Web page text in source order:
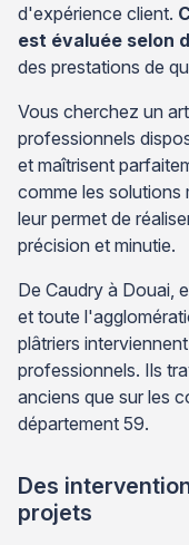
d'expérience client.
est évaluée selon
des prestations de
Vous cherchez un
professionnels
et maîtrisent
comme les solutions
leur permet de
précision et minutie.
De Caudry à Douai,
et toute
plâtriers
professionnels. Ils
anciens que sur les
département 59.
Des
projets